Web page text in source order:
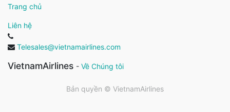
Trang chủ
Liên hệ
Telesales@vietnamairlines.com
VietnamAirlines - Về Chúng tôi
Bản quyền © VietnamAirlines